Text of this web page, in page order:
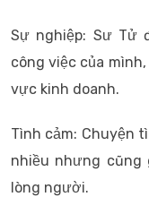
Sự nghiệp: Sư
công việc của
vực kinh doanh.
Tình cảm: Chuyện
nhiều nhưng
lòng người.